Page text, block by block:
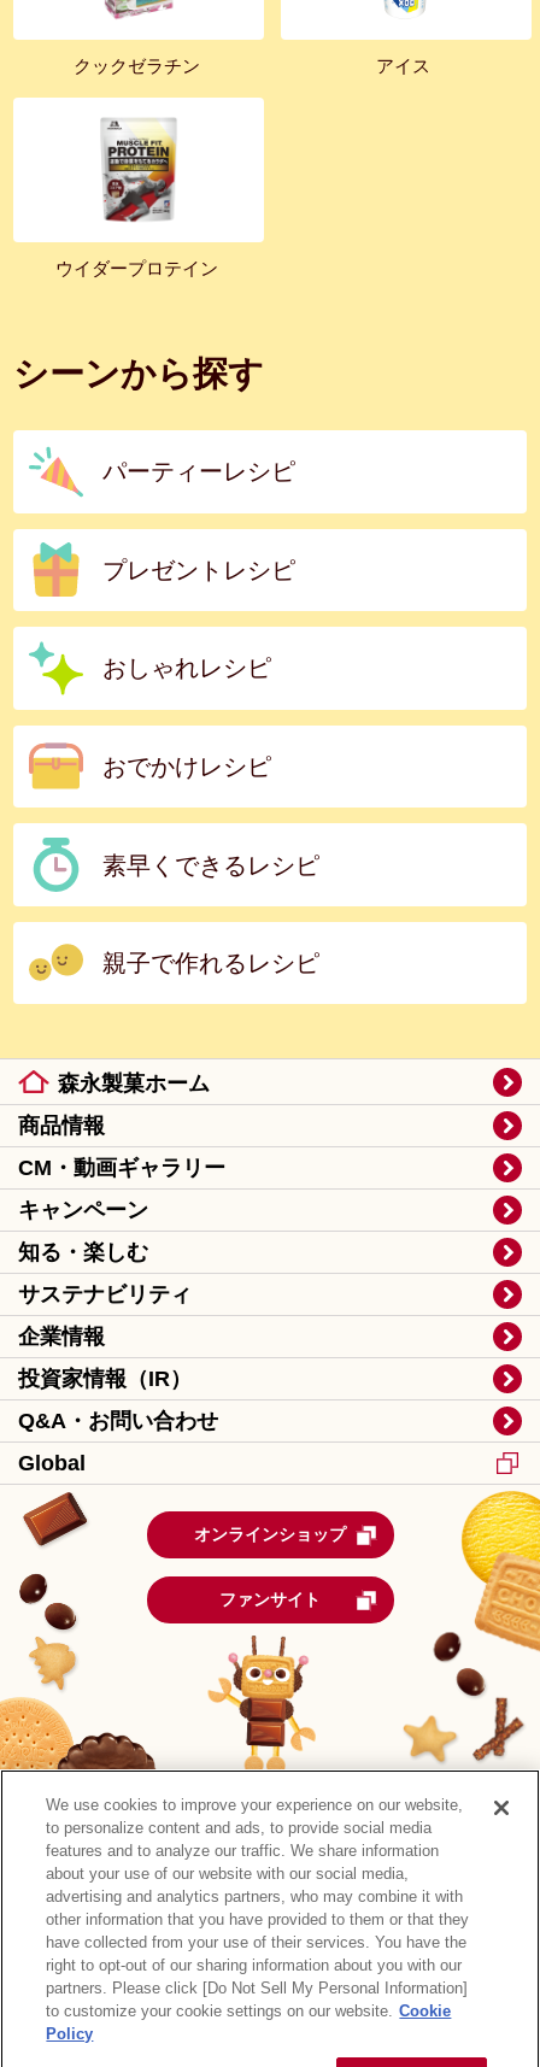
クックゼラチン アイス
ウイダープロテイン
シーンから探す
パーティーレシピ
プレゼントレシピ
おしゃれレシピ
おでかけレシピ
素早くできるレシピ
親子で作れるレシピ
森永製菓ホーム
商品情報
CM・動画ギャラリー
キャンペーン
知る・楽しむ
サステナビリティ
企業情報
投資家情報（IR）
Q&A・お問い合わせ
Global
オンラインショップ
ファンサイト
森永製菓公式アカウント一覧
サイトマップ RSSの配信について
プライバシーポリシー
ウェブアクセシビリティ
ご利用規約 リンク
We use cookies to improve your experience on our website,
to personalize content and ads, to provide social media
features and to analyze our traffic. We share information
about your use of our website with our social media,
advertising and analytics partners, who may combine it with
other information that you have provided to them or that they
have collected from your use of their services. You have the
right to opt-out of our sharing information about you with our
partners. Please click [Do Not Sell My Personal Information]
to customize your cookie settings on our website. Cookie
Policy